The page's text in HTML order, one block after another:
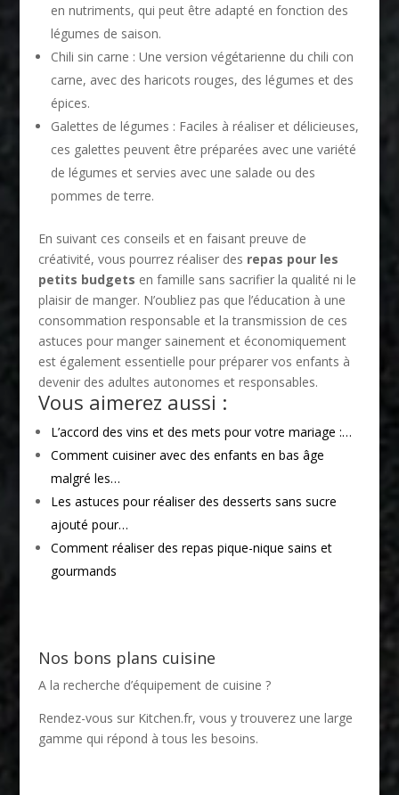
en nutriments, qui peut être adapté en fonction des
légumes de saison.
Chili sin carne : Une version végétarienne du chili con
carne, avec des haricots rouges, des légumes et des
épices.
Galettes de légumes : Faciles à réaliser et délicieuses,
ces galettes peuvent être préparées avec une variété
de légumes et servies avec une salade ou des
pommes de terre.
En suivant ces conseils et en faisant preuve de
créativité, vous pourrez réaliser des repas pour les
petits budgets en famille sans sacrifier la qualité ni le
plaisir de manger. N’oubliez pas que l’éducation à une
consommation responsable et la transmission de ces
astuces pour manger sainement et économiquement
est également essentielle pour préparer vos enfants à
devenir des adultes autonomes et responsables.
Vous aimerez aussi :
L’accord des vins et des mets pour votre mariage :…
Comment cuisiner avec des enfants en bas âge
malgré les…
Les astuces pour réaliser des desserts sans sucre
ajouté pour…
Comment réaliser des repas pique-nique sains et
gourmands
Nos bons plans cuisine
A la recherche d’équipement de cuisine ?
Rendez-vous sur Kitchen.fr, vous y trouverez une large
gamme qui répond à tous les besoins.